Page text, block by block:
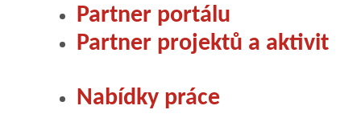
Partner portálu
Partner projektů a aktivit
Nabídky práce